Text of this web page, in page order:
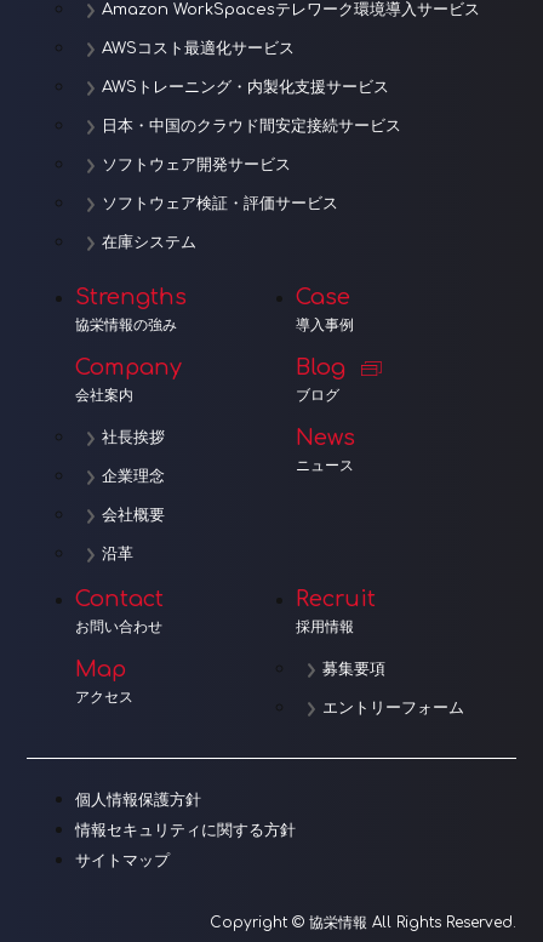
Amazon WorkSpacesテレワーク環境導入サービス
AWSコスト最適化サービス
AWSトレーニング・内製化支援サービス
日本・中国のクラウド間安定接続サービス
ソフトウェア開発サービス
ソフトウェア検証・評価サービス
在庫システム
Strengths
協栄情報の強み
Company
会社案内
社長挨拶
企業理念
会社概要
沿革
Case
導入事例
Blog
ブログ
News
ニュース
Contact
お問い合わせ
Map
アクセス
Recruit
採用情報
募集要項
エントリーフォーム
個人情報保護方針
情報セキュリティに関する方針
サイトマップ
Copyright © 協栄情報 All Rights Reserved.